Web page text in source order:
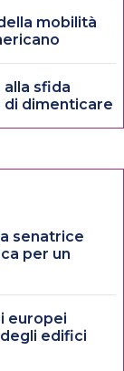
mobilità
alla sfida
di dimenticare
senatrice
per un
europei
edifici